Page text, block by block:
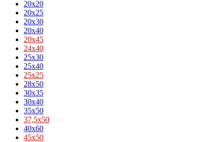
20x20
20x25
20x30
20x40
20х45
24х40
25x30
25x40
25х25
28x50
30x35
30x40
35x50
37,5х50
40x60
45х50